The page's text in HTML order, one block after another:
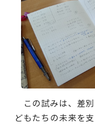
この試みは、差
どもたちの未来を